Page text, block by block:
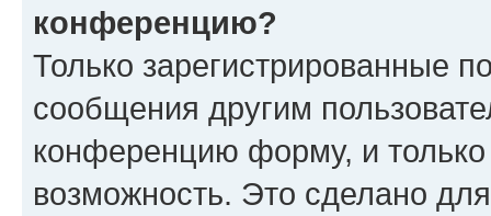
конференцию?
Только зарегистрированные
сообщения другим
конференцию форму, и
возможность. Это сделано